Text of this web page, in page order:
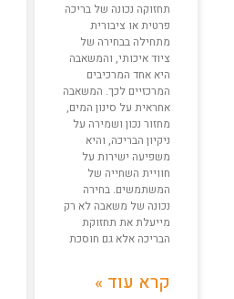
תחזוקה נכונה של בריכה
פרטית או ציבורית
מתחילה בבחירה של
ציוד איכותי, והמשאבה
היא אחד המרכיבים
המרכזיים לכך. המשאבה
אחראית על סינון המים,
מחזור נכון ושמירה על
ניקיון הבריכה, והיא
משפיעה ישירות על
חוויית השחייה של
המשתמשים. בחירה
נכונה של משאבה לא רק
מייעלת את תחזוקת
הבריכה אלא גם חוסכת
קרא עוד »